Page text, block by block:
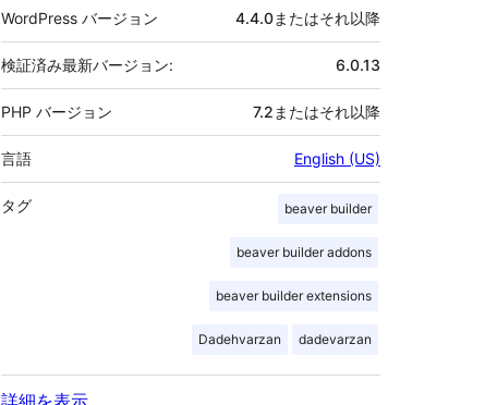
WordPress バージョン 4.4.0またはそれ以降
検証済み最新バージョン: 6.0.13
PHP バージョン 7.2またはそれ以降
言語 English (US)
タグ beaver builder
beaver builder addons
beaver builder extensions
Dadehvarzan dadevarzan